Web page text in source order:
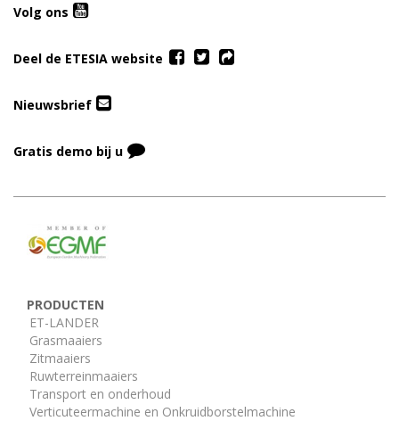
Volg ons
Deel de ETESIA website
Nieuwsbrief
Gratis demo bij u
PRODUCTEN
ET-LANDER
Grasmaaiers
Zitmaaiers
Ruwterreinmaaiers
Transport en onderhoud
Verticuteermachine en Onkruidborstelmachine